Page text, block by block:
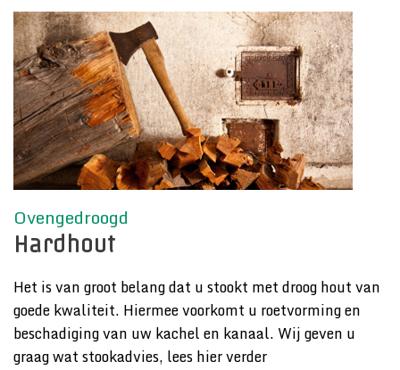
Ovengedroogd
Hardhout
Het is van groot belang dat u stookt met droog hout van
goede kwaliteit. Hiermee voorkomt u roetvorming en
beschadiging van uw kachel en kanaal. Wij geven u
graag wat stookadvies, lees hier verder